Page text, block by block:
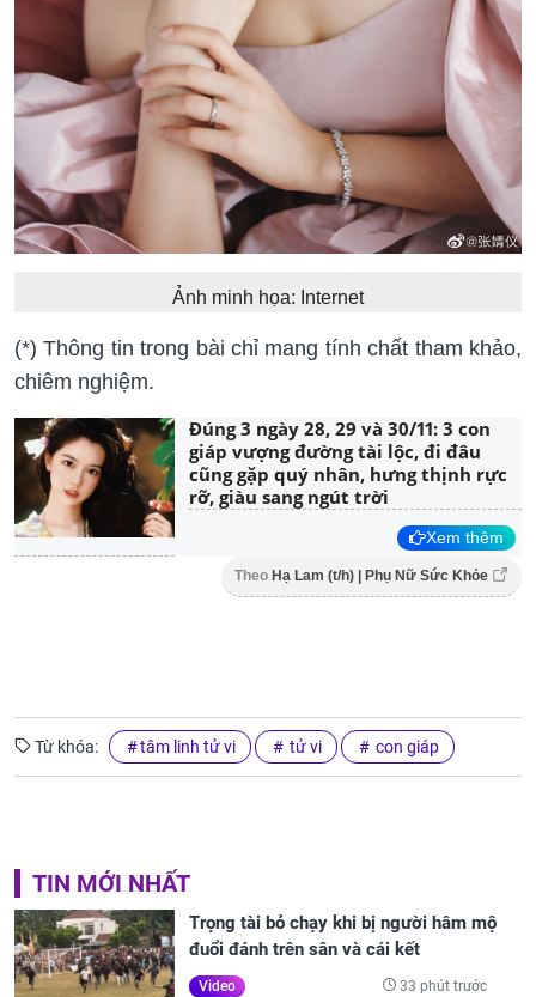
Ảnh minh họa: Internet
(*) Thông tin trong bài chỉ mang tính chất tham khảo,
chiêm nghiệm.
Đúng 3 ngày 28, 29 và 30/11: 3 con
giáp vượng đường tài lộc, đi đâu
cũng gặp quý nhân, hưng thịnh rực
rỡ, giàu sang ngút trời
Xem thêm
Theo Hạ Lam (t/h) | Phụ Nữ Sức Khỏe
Từ khóa: tâm linh tử vi tử vi con giáp
TIN MỚI NHẤT
Trọng tài bỏ chạy khi bị người hâm mộ
đuổi đánh trên sân và cái kết
Video 33 phút trước